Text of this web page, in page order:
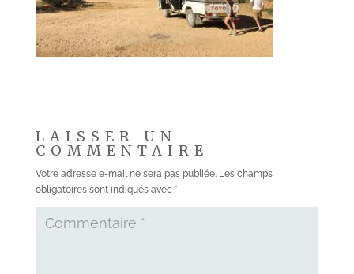
LAISSER UN
COMMENTAIRE
Votre adresse e-mail ne sera pas publiée. Les champs
obligatoires sont indiqués avec *